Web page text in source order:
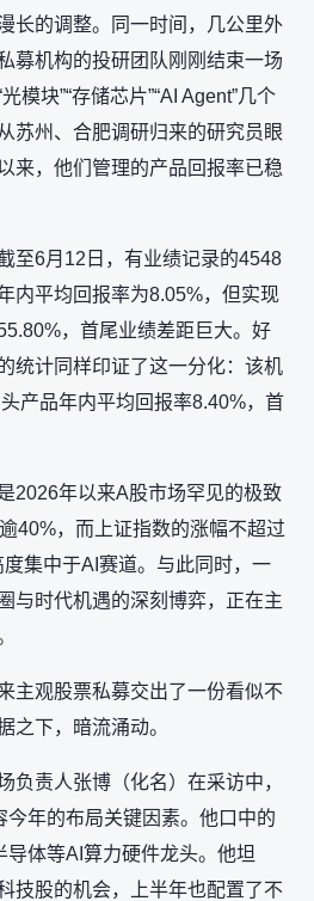
长的调整。同一时间，几公里外
募机构的投研团队刚刚结束一场
模块”“存储芯片”“AI Agent”几个
苏州、合肥调研归来的研究员眼
，他们管理的产品回报率已稳
至6月12日，有业绩记录的4548
内平均回报率为8.05%，但实现
，首尾业绩差距巨大。好
统计同样印证了这一分化：该机
产品年内平均回报率8.40%，首
2026年以来A股市场罕见的极致
40%，而上证指数的涨幅不超过
集中于AI赛道。与此同时，一
与时代机遇的深刻博弈，正在主
主观股票私募交出了一份看似不
之下，暗流涌动。
负责人张博（化名）在采访中，
今年的布局关键因素。他口中的
导体等AI算力硬件龙头。他坦
技股的机会，上半年也配置了不